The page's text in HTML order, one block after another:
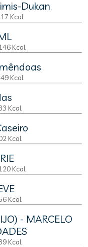
Dukan
Kcal
Kcal
Kcal
Kcal
Kcal
Kcal
Kcal
- MARCELO
Kcal